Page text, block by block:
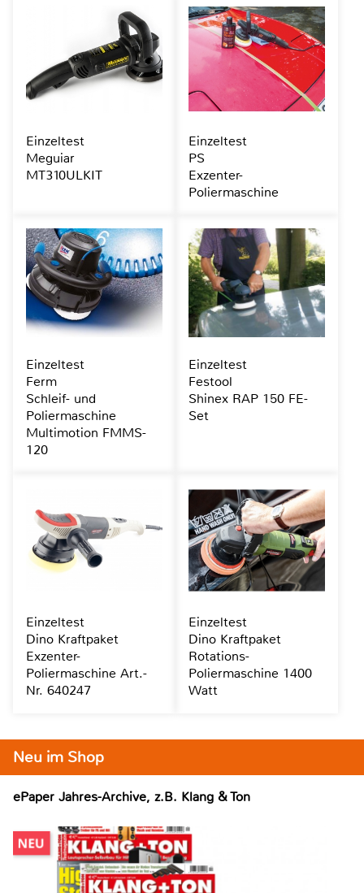
Neu im Shop
ePaper Jahres-Archive, z.B. Klang & Ton
Einzeltest
Meguiar
MT310ULKIT
Einzeltest
PS
Exzenter-
Poliermaschine
Einzeltest
Ferm
Schleif- und
Poliermaschine
Multimotion FMMS-
120
Einzeltest
Festool
Shinex RAP 150 FE-
Set
Einzeltest
Dino Kraftpaket
Exzenter-
Poliermaschine Art.-
Nr. 640247
Einzeltest
Dino Kraftpaket
Rotations-
Poliermaschine 1400
Watt